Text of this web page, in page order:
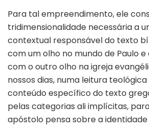
Para tal empreendimento, ele
tridimensionalidade necessária a
contextual responsável do texto
com um olho no mundo de Paulo e
com o outro olho na igreja
nossos dias, numa leitura
conteúdo específico do texto
pelas categorias ali implícitas,
apóstolo pensa sobre a identidade